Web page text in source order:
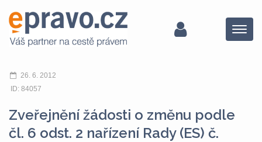
Menu
26. 6. 2012
ID: 84057
Zveřejnění žádosti o změnu podle
čl. 6 odst. 2 nařízení Rady (ES) č.